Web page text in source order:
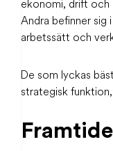
ekonomi, drift och
Andra befinner sig
arbetssätt och
De som lyckas
strategisk